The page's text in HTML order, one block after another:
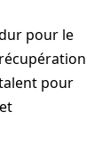
pour le
pour